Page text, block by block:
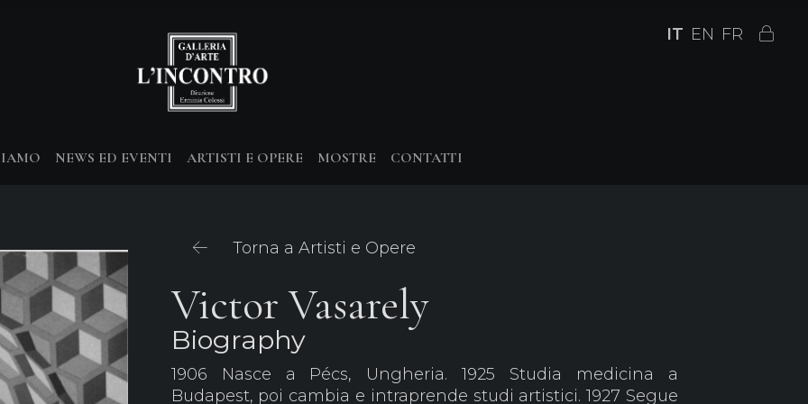
IT EN FR
NEWS ED EVENTI ARTISTI E OPERE MOSTRE CONTATTI
Torna a Artisti e Opere
Victor Vasarely
Biography
1906 Nasce a Pécs, Ungheria. 1925 Studia medicina a
Budapest, poi cambia e intraprende studi artistici. 1927 Segue